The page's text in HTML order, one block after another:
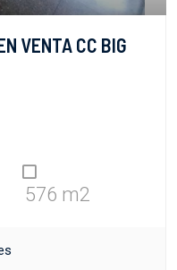
VENTA CC BIG
576 m2